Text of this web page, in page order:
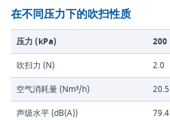
在不同压力下的吹扫性质
压力 (kPa) 200
吹扫力 (N)
2.0
空气消耗量 (Nm³/h)
20.5
声级水平 (dB(A))
79.4